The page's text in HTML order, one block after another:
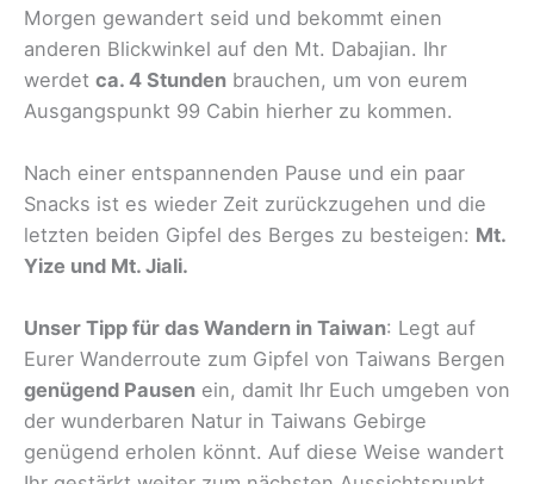
Morgen gewandert seid und bekommt einen
anderen Blickwinkel auf den Mt. Dabajian. Ihr
werdet ca. 4 Stunden brauchen, um von eurem
Ausgangspunkt 99 Cabin hierher zu kommen.
Nach einer entspannenden Pause und ein paar
Snacks ist es wieder Zeit zurückzugehen und die
letzten beiden Gipfel des Berges zu besteigen: Mt.
Yize und Mt. Jiali.
Unser Tipp für das Wandern in Taiwan: Legt auf
Eurer Wanderroute zum Gipfel von Taiwans Bergen
genügend Pausen ein, damit Ihr Euch umgeben von
der wunderbaren Natur in Taiwans Gebirge
genügend erholen könnt. Auf diese Weise wandert